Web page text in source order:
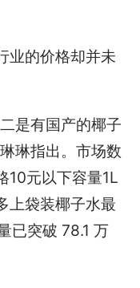
业的价格却并未
是有国产的椰子
琳指出。市场数
10元以下容量1L
上袋装椰子水最
已突破 78.1 万